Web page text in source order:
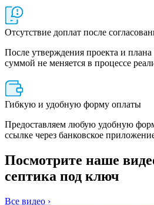
Отсутствие доплат после
После утверждения проекта и
суммой не меняется в процессе
Гибкую и удобную форму оплаты
Предоставляем любую удобную
ссылке через банковское
Посмотрите наше
септика под ключ
Все видео ›